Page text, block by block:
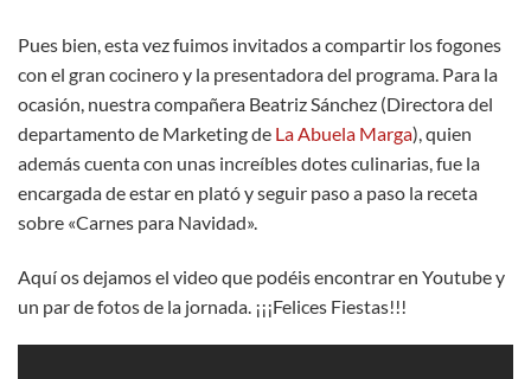
Pues bien, esta vez fuimos invitados a compartir los fogones
con el gran cocinero y la presentadora del programa. Para la
ocasión, nuestra compañera Beatriz Sánchez (Directora del
departamento de Marketing de La Abuela Marga), quien
además cuenta con unas increíbles dotes culinarias, fue la
encargada de estar en plató y seguir paso a paso la receta
sobre «Carnes para Navidad».
Aquí os dejamos el video que podéis encontrar en Youtube y
un par de fotos de la jornada. ¡¡¡Felices Fiestas!!!